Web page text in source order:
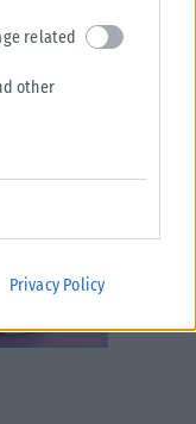
related
other
Privacy Policy